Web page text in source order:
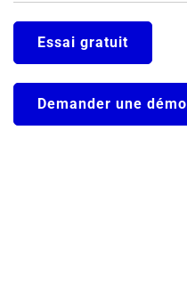
Essai gratuit
Demander une démo